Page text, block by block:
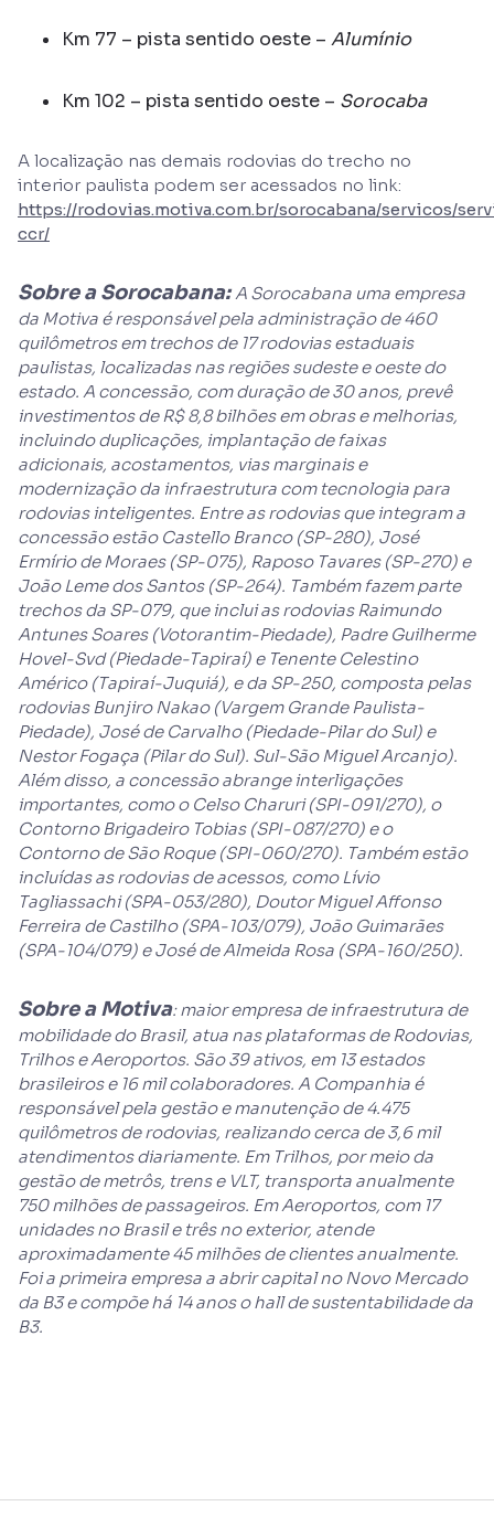
Km 77 – pista sentido oeste – Alumínio
Km 102 – pista sentido oeste – Sorocaba
A localização nas demais rodovias do trecho no
interior paulista podem ser acessados no link:
https://rodovias.motiva.com.br/sorocabana/servicos/
ccr/
Sobre a Sorocabana:A Sorocabana uma empresa
da Motiva é responsável pela administração de 460
quilômetros em trechos de 17 rodovias estaduais
paulistas, localizadas nas regiões sudeste e oeste do
estado. A concessão, com duração de 30 anos, prevê
investimentos de R$ 8,8 bilhões em obras e melhorias,
incluindo duplicações, implantação de faixas
adicionais, acostamentos, vias marginais e
modernização da infraestrutura com tecnologia para
rodovias inteligentes. Entre as rodovias que integram a
concessão estão Castello Branco (SP-280), José
Ermírio de Moraes (SP-075), Raposo Tavares (SP-270) e
João Leme dos Santos (SP-264). Também fazem parte
trechos da SP-079, que inclui as rodovias Raimundo
Antunes Soares (Votorantim-Piedade), Padre Guilherme
Hovel-Svd (Piedade-Tapiraí) e Tenente Celestino
Américo (Tapiraí-Juquiá), e da SP-250, composta pelas
rodovias Bunjiro Nakao (Vargem Grande Paulista-
Piedade), José de Carvalho (Piedade-Pilar do Sul) e
Nestor Fogaça (Pilar do Sul). Sul-São Miguel Arcanjo).
Além disso, a concessão abrange interligações
importantes, como o Celso Charuri (SPI-091/270), o
Contorno Brigadeiro Tobias (SPI-087/270) e o
Contorno de São Roque (SPI-060/270). Também estão
incluídas as rodovias de acessos, como Lívio
Tagliassachi (SPA-053/280), Doutor Miguel Affonso
Ferreira de Castilho (SPA-103/079), João Guimarães
(SPA-104/079) e José de Almeida Rosa (SPA-160/250).
Sobre a Motiva: maior empresa de infraestrutura de
mobilidade do Brasil, atua nas plataformas de Rodovias,
Trilhos e Aeroportos. São 39 ativos, em 13 estados
brasileiros e 16 mil colaboradores. A Companhia é
responsável pela gestão e manutenção de 4.475
quilômetros de rodovias, realizando cerca de 3,6 mil
atendimentos diariamente. Em Trilhos, por meio da
gestão de metrôs, trens e VLT, transporta anualmente
750 milhões de passageiros. Em Aeroportos, com 17
unidades no Brasil e três no exterior, atende
aproximadamente 45 milhões de clientes anualmente.
Foi a primeira empresa a abrir capital no Novo Mercado
da B3 e compõe há 14 anos o hall de sustentabilidade da
B3.